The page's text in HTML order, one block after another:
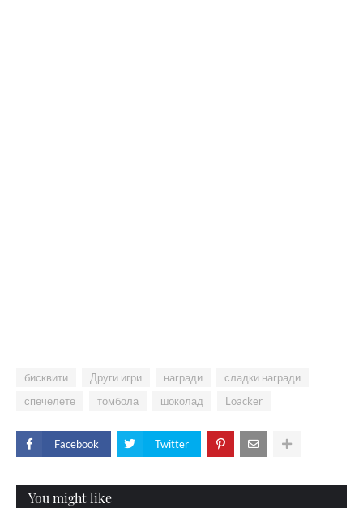
бисквити Други игри награди
сладки награди
спечелете
томбола шоколад Loacker
Facebook Twitter
You might like